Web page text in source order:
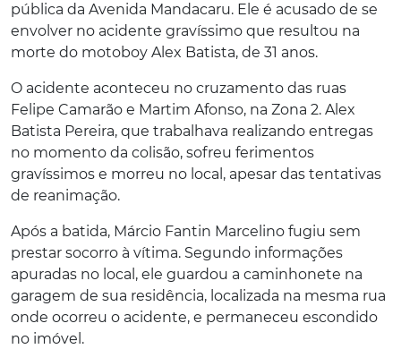
pública da Avenida Mandacaru. Ele é acusado de se
envolver no acidente gravíssimo que resultou na
morte do motoboy Alex Batista, de 31 anos.
O acidente aconteceu no cruzamento das ruas
Felipe Camarão e Martim Afonso, na Zona 2. Alex
Batista Pereira, que trabalhava realizando entregas
no momento da colisão, sofreu ferimentos
gravíssimos e morreu no local, apesar das tentativas
de reanimação.
Após a batida, Márcio Fantin Marcelino fugiu sem
prestar socorro à vítima. Segundo informações
apuradas no local, ele guardou a caminhonete na
garagem de sua residência, localizada na mesma rua
onde ocorreu o acidente, e permaneceu escondido
no imóvel.